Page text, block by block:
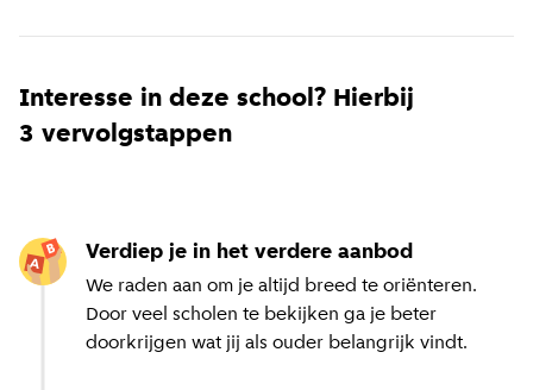
Interesse in deze school? Hierbij
3 vervolgstappen
Verdiep je in het verdere aanbod
We raden aan om je altijd breed te oriënteren.
Door veel scholen te bekijken ga je beter
doorkrijgen wat jij als ouder belangrijk vindt.